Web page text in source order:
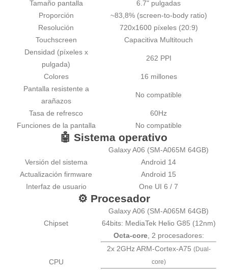
Tamaño pantalla
6.7" pulgadas
Proporción
~83,8% (screen-to-body ratio)
Resolución
720x1600 píxeles (20:9)
Touchscreen
Capacitiva Multitouch
Densidad (píxeles x
pulgada)
262 PPI
Colores
16 millones
Pantalla resistente a
arañazos
No compatible
Tasa de refresco
60Hz
Funciones de la pantalla
No compatible
🤖 Sistema operativo
Galaxy A06 (SM-A065M 64GB)
Versión del sistema
Android 14
Actualización firmware
Android 15
Interfaz de usuario
One UI 6 / 7
⚙️ Procesador
Galaxy A06 (SM-A065M 64GB)
Chipset
64bits: MediaTek Helio G85 (12nm)
CPU
Octa-core, 2 procesadores:
2x 2GHz ARM-Cortex-A75 (Dual-
core)